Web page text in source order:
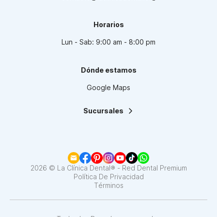
Horarios
Lun - Sab: 9:00 am - 8:00 pm
Dónde estamos
Google Maps
Sucursales
La Clínica Dental | Narvarte
La Clínica Dental | Santa Fe
La Clínica Dental | Coapa
La Clínica Dental | Satélite
2026 © La Clínica Dental® - Red Dental Premium
Política De Privacidad
Términos